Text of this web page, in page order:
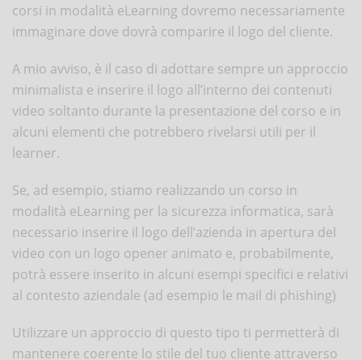
corsi in modalità eLearning dovremo necessariamente
immaginare dove dovrà comparire il logo del cliente.
A mio avviso, è il caso di adottare sempre un approccio
minimalista e inserire il logo all’interno dei contenuti
video soltanto durante la presentazione del corso e in
alcuni elementi che potrebbero rivelarsi utili per il
learner.
Se, ad esempio, stiamo realizzando un corso in
modalità eLearning per la sicurezza informatica, sarà
necessario inserire il logo dell’azienda in apertura del
video con un logo opener animato e, probabilmente,
potrà essere inserito in alcuni esempi specifici e relativi
al contesto aziendale (ad esempio le mail di phishing)
Utilizzare un approccio di questo tipo ti permetterà di
mantenere coerente lo stile del tuo cliente attraverso